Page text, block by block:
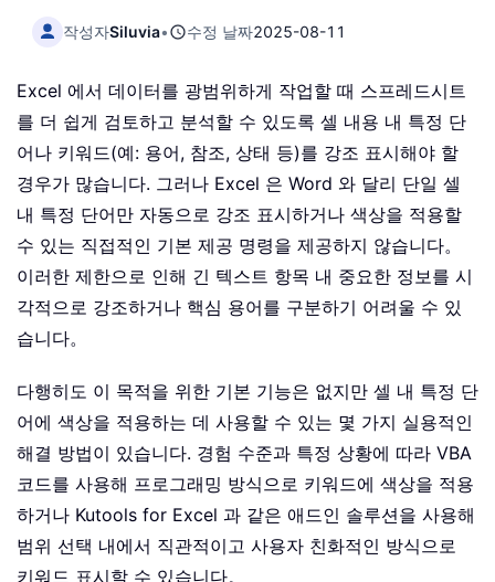
작성자Siluvia• 수정 날짜2025-08-11
Excel 에서 데이터를 광범위하게 작업할 때 스프레드시트
를 더 쉽게 검토하고 분석할 수 있도록 셀 내용 내 특정 단
어나 키워드(예: 용어, 참조, 상태 등)를 강조 표시해야 할
경우가 많습니다. 그러나 Excel 은 Word 와 달리 단일 셀
내 특정 단어만 자동으로 강조 표시하거나 색상을 적용할
수 있는 직접적인 기본 제공 명령을 제공하지 않습니다。
이러한 제한으로 인해 긴 텍스트 항목 내 중요한 정보를 시
각적으로 강조하거나 핵심 용어를 구분하기 어려울 수 있
습니다。
다행히도 이 목적을 위한 기본 기능은 없지만 셀 내 특정 단
어에 색상을 적용하는 데 사용할 수 있는 몇 가지 실용적인
해결 방법이 있습니다. 경험 수준과 특정 상황에 따라 VBA
코드를 사용해 프로그래밍 방식으로 키워드에 색상을 적용
하거나 Kutools for Excel 과 같은 애드인 솔루션을 사용해
범위 선택 내에서 직관적이고 사용자 친화적인 방식으로
키워드 표시할 수 있습니다。